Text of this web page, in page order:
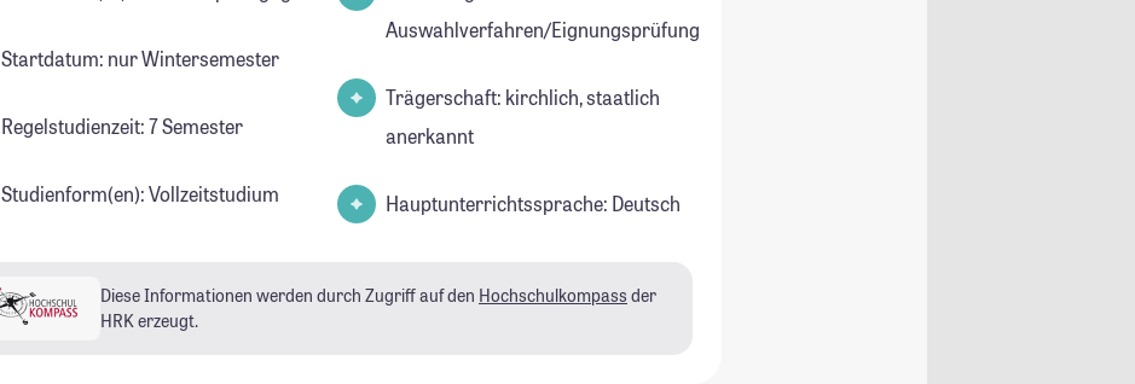
Startdatum: nur Wintersemester
Regelstudienzeit: 7 Semester
Studienform(en): Vollzeitstudium
Auswahlverfahren/Eignungsprüfung
Trägerschaft: kirchlich, staatlich
anerkannt
Hauptunterrichtssprache: Deutsch
Diese Informationen werden durch Zugriff auf den Hochschulkompass der
HRK erzeugt.